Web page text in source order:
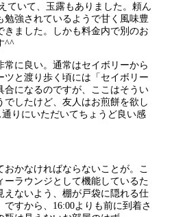
ていて、玉露もありました。頼ん
勉強されているようで甘く風味豊
きました。しかも料金内で別のお
^^
に良い。通常はセイボリーから
ツと渡り歩く頃には「セイボリー
合になるのですが、ここはそうい
でしたけど、友人はお煎餅を欲し
りにいただいてちょうど良い感
かなければならないことが。こ
ーラウンジとして機能しているた
えないよう、棚が戸袋に隠れる仕
すから、16:00よりも前に到着さ